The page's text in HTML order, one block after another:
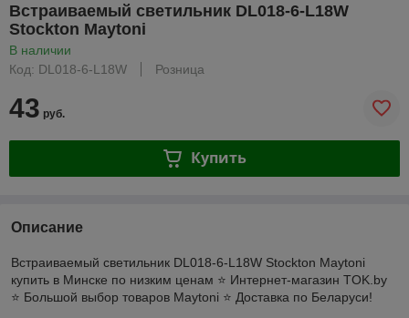
Встраиваемый светильник DL018-6-L18W
Stockton Maytoni
В наличии
Код: DL018-6-L18W
Розница
43 руб.
Купить
Описание
Встраиваемый светильник DL018-6-L18W Stockton Maytoni
купить в Минске по низким ценам ⭐️ Интернет-магазин TOK.by
⭐️ Большой выбор товаров Maytoni ⭐️ Доставка по Беларуси!